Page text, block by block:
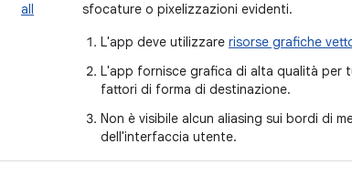
all
sfocature o pixelizzazioni evidenti.
L'app deve utilizzare risorse grafiche
L'app fornisce grafica di alta qualità per
fattori di forma di destinazione.
Non è visibile alcun aliasing sui bordi di
dell'interfaccia utente.